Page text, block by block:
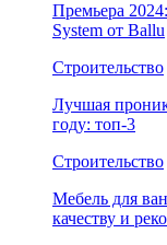
Премьера
System от Ballu
Строительство
Лучшая
году: топ-3
Строительство
Мебель для
качеству и